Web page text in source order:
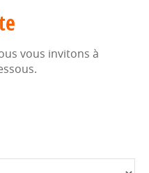
vous invitons à